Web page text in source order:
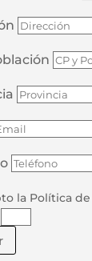
la Política